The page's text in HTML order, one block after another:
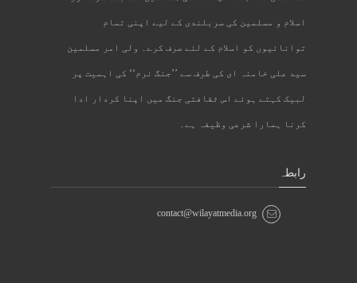
اسلام و مسلمین کی سربلندی کے لیے اپنی تمام
توانائیوں کو اسلام کے لئے صرف کرے۔ ولی امر مسلمین
سید علی خامنہ ای کی طرف سے ’’جنگ نرم‘‘ کی اہمیت پر
لبیک کہتے ہوئے اس ثقافتی جنگ میں اپنا کردار ادا
کرنا ہمارا شرعی وظیفہ ہے۔
رابطہ
contact@wilayatmedia.org